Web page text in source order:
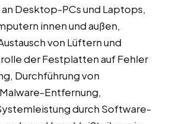
Desktop-PCs und Laptops,
innen und außen,
von Lüftern und
der Festplatten auf Fehler
Durchführung von
Entfernung,
durch Software-